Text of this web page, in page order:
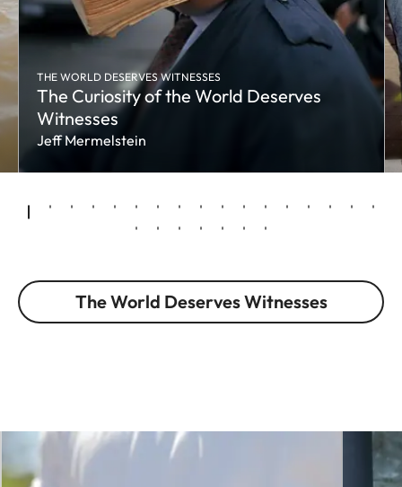
THE WORLD DESERVES WITNESSES
The Curiosity of the World Deserves
Witnesses
Jeff Mermelstein
The World Deserves Witnesses